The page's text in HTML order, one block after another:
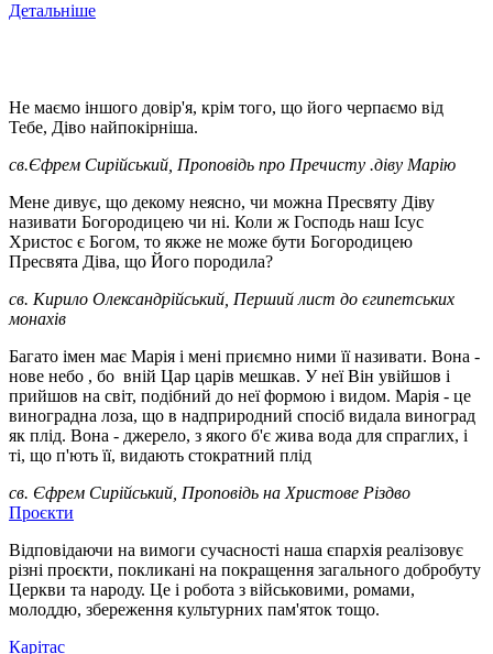
Детальніше
Не маємо іншого довір'я, крім того, що його черпаємо від
Тебе, Діво найпокірніша.
св.Єфрем Сирійський, Проповідь про Пречисту .діву Марію
Мене дивує, що декому неясно, чи можна Пресвяту Діву
називати Богородицею чи ні. Коли ж Господь наш Ісус
Христос є Богом, то якже не може бути Богородицею
Пресвята Діва, що Його породила?
св. Кирило Олександрійський, Перший лист до єгипетських
монахів
Багато імен має Марія і мені приємно ними її називати. Вона -
нове небо , бо вній Цар царів мешкав. У неї Він увійшов і
прийшов на світ, подібний до неї формою і видом. Марія - це
виноградна лоза, що в надприродний спосіб видала виноград
як плід. Вона - джерело, з якого б'є жива вода для спраглих, і
ті, що п'ють її, видають стократний плід
св. Єфрем Сирійський, Проповідь на Христове Різдво
Проєкти
Відповідаючи на вимоги сучасності наша єпархія реалізовує
різні проєкти, покликані на покращення загального добробуту
Церкви та народу. Це і робота з військовими, ромами,
молоддю, збереження культурних пам'яток тощо.
Карітас